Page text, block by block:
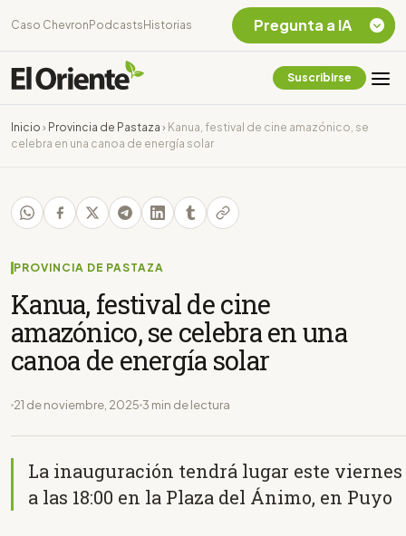
Caso Chevron Podcasts Historias
Suscribirse
Inicio › Provincia de Pastaza › Kanua, festival de cine amazónico, se
celebra en una canoa de energía solar
PROVINCIA DE PASTAZA
Kanua, festival de cine
amazónico, se celebra en una
canoa de energía solar
21 de noviembre, 2025 3 min de lectura
La inauguración tendrá lugar este viernes
a las 18:00 en la Plaza del Ánimo, en Puyo
Pregunta a IA
Chevron Ecuador